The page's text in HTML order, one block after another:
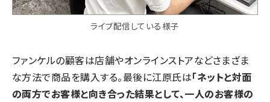
ライブ配信している様子
ファンケルの顧客は店舗やオンラインストアなどさまざま
な方法で商品を購入する。最後に江原氏は「ネットと対面
の両方でお客様と向き合った結果として、一人のお客様の